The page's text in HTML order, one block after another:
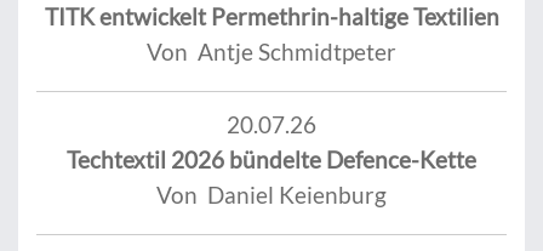
TITK entwickelt Permethrin-haltige Textilien
Von Antje Schmidtpeter
20.07.26
Techtextil 2026 bündelte Defence-Kette
Von Daniel Keienburg